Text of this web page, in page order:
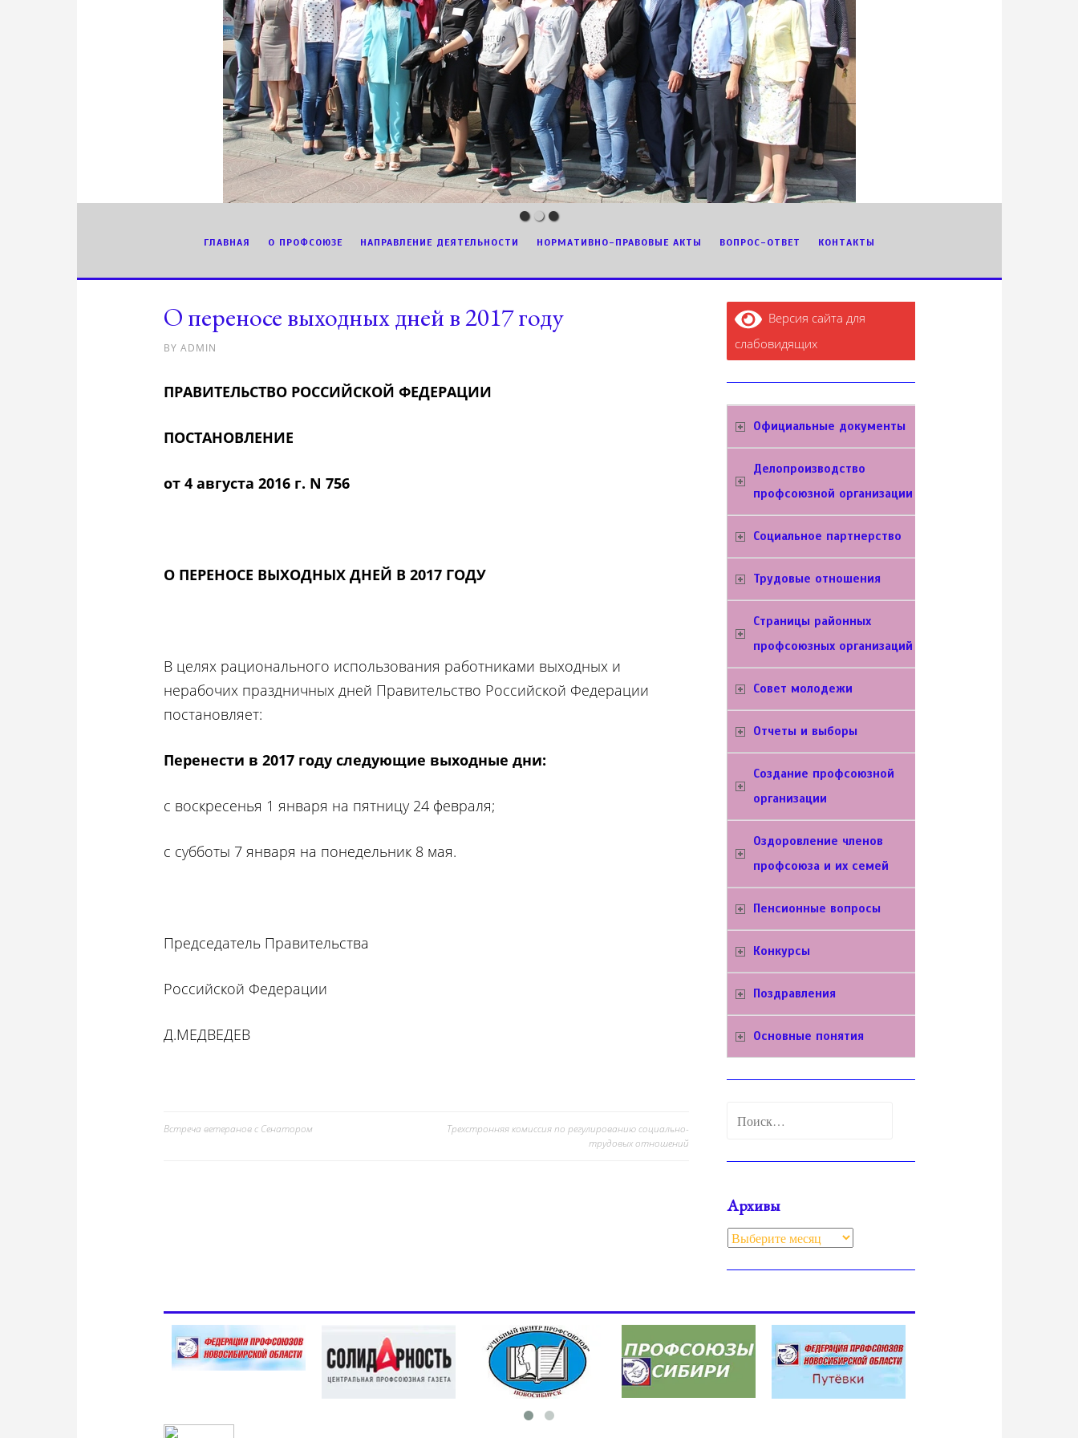
ГЛАВНАЯ О ПРОФСОЮЗЕ НАПРАВЛЕНИЕ ДЕЯТЕЛЬНОСТИ НОРМАТИВНО-ПРАВОВЫЕ АКТЫ ВОПРОС-ОТВЕТ КОНТАКТЫ
О переносе выходных дней в 2017 году
BY ADMIN
ПРАВИТЕЛЬСТВО РОССИЙСКОЙ ФЕДЕРАЦИИ
ПОСТАНОВЛЕНИЕ
от 4 августа 2016 г. N 756
О ПЕРЕНОСЕ ВЫХОДНЫХ ДНЕЙ В 2017 ГОДУ
В целях рационального использования работниками выходных и
нерабочих праздничных дней Правительство Российской Федерации
постановляет:
Перенести в 2017 году следующие выходные дни:
с воскресенья 1 января на пятницу 24 февраля;
с субботы 7 января на понедельник 8 мая.
Председатель Правительства
Российской Федерации
Д.МЕДВЕДЕВ
Навигация
Встреча ветеранов с Сенатором
Трехстронняя комиссия по регулированию социально-
трудовых отношений
Версия сайта для
слабовидящих
Официальные документы
Делопроизводство
профсоюзной организации
Социальное партнерство
Трудовые отношения
Cтраницы районных
профсоюзных организаций
Совет молодежи
Отчеты и выборы
Создание профсоюзной
организации
Оздоровление членов
профсоюза и их семей
Пенсионные вопросы
Конкурсы
Поздравления
Основные понятия
Найти:
Архивы
Архивы